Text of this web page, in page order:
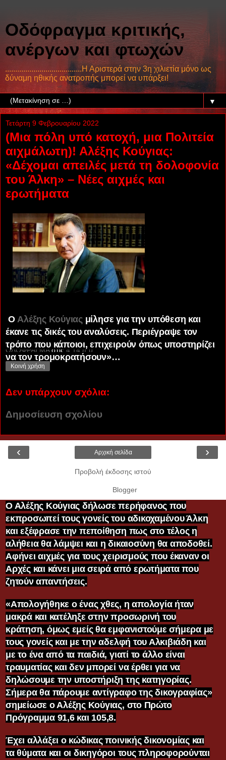
Οδόφραγμα κριτικής,
ανέργων και φτωχών
......................................Η Αριστερά στην 3η χιλιετία μόνο ως
δύναμη ηθικής ανατροπής μπορεί να υπάρξει!
▼
Τετάρτη 9 Φεβρουαρίου 2022
(Μια πόλη υπό κατοχή, μια Πολιτεία
αιχμάλωτη)! Αλέξης Κούγιας:
«Δέχομαι απειλές μετά τη δολοφονία
του Άλκη» – Νέες αιχμές και
ερωτήματα
Ο Αλέξης Κούγιας μίλησε για την υπόθεση και
έκανε τις δικές του αναλύσεις. Περιέγραψε τον
τρόπο που κάποιοι, επιχειρούν όπως υποστηρίζει
να τον τρομοκρατήσουν»…
Ο Αλέξης Κούγιας δήλωσε περήφανος που
εκπροσωπεί τους γονείς του αδικοχαμένου Άλκη
και εξέφρασε την πεποίθηση πως στο τέλος η
αλήθεια θα λάμψει και η δικαιοσύνη θα αποδοθεί.
Αφήνει αιχμές για τους χειρισμούς που έκαναν οι
Αρχές και κάνει μια σειρά από ερωτήματα που
ζητούν απαντήσεις.
«Απολογήθηκε ο ένας χθες, η απολογία ήταν
μακρά και κατέληξε στην προσωρινή του
κράτηση, όμως εμείς θα εμφανιστούμε σήμερα με
τους γονείς και με την αδελφή του Αλκιβιάδη και
με το ένα από τα παιδιά, γιατί το άλλο είναι
τραυματίας και δεν μπορεί να έρθει για να
δηλώσουμε την υποστήριξη της κατηγορίας.
Σήμερα θα πάρουμε αντίγραφο της δικογραφίας»
σημείωσε ο Αλέξης Κούγιας, στο Πρώτο
Πρόγραμμα 91,6 και 105,8.
Έχει αλλάξει ο κώδικας ποινικής δικονομίας και
τα θύματα και οι δικηγόροι τους πληροφορούνται
ΟΔΟΦΡΑΓΜΑ στις4:14 π.μ.
Κοινή χρήση
Δεν υπάρχουν σχόλια:
Δημοσίευση σχολίου
‹ ›
Αρχική σελίδα
Προβολή έκδοσης ιστού
Blogger.